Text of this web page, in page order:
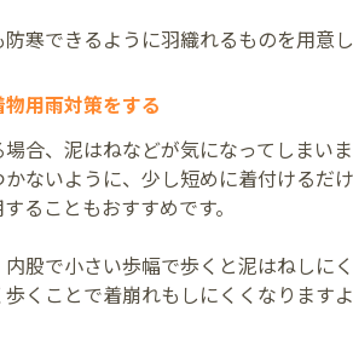
寒できるように羽織れるものを用意
用雨対策をする
合、泥はねなどが気になってしまいま
ないように、少し短めに着付けるだ
ることもおすすめです。
股で小さい歩幅で歩くと泥はねしにく
くことで着崩れもしにくくなりますよ